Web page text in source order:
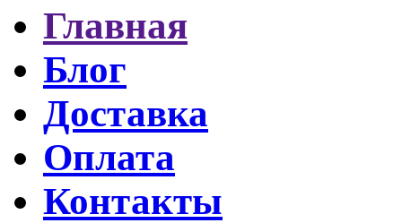
Главная
Блог
Доставка
Оплата
Контакты